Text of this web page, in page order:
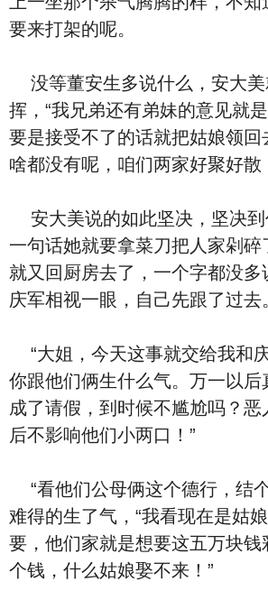
要来打架的呢。
没等董安生多说什么，安大美
挥，“我兄弟还有弟妹的意见就
要是接受不了的话就把姑娘领回
啥都没有呢，咱们两家好聚好散
安大美说的如此坚决，坚决到
一句话她就要拿菜刀把人家剁
就又回厨房去了，一个字都没多
庆军相视一眼，自己先跟了过去
“大姐，今天这事就交给我和
你跟他们俩生什么气。万一以后
成了请假，到时候不尴尬吗？恶
后不影响他们小两口！”
“看他们公母俩这个德行，结
难得的生了气，“我看现在是姑
要，他们家就是想要这五万块钱
个钱，什么姑娘娶不来！”